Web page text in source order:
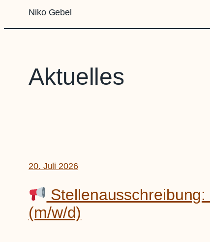
Niko Gebel
Aktuelles
20. Juli 2026
(m/w/d)